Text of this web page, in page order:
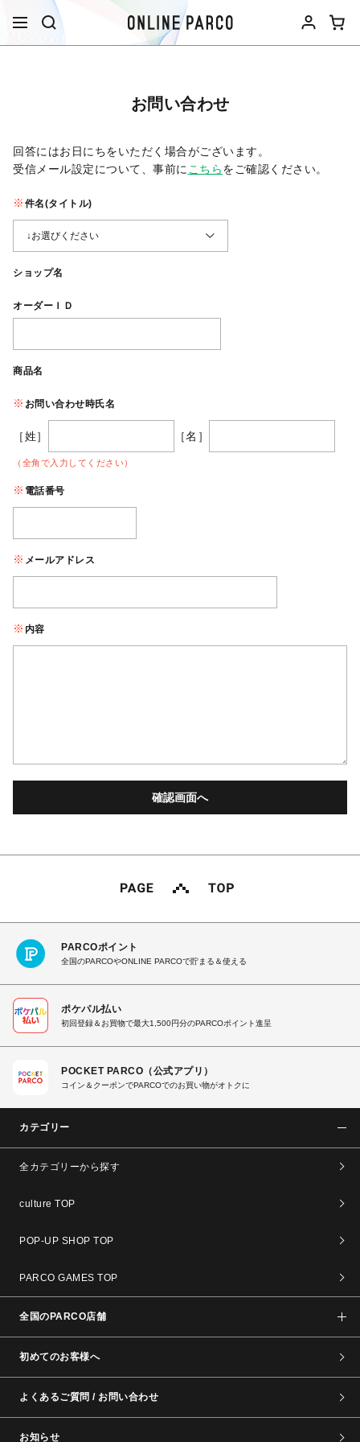
お問い合わせ
回答にはお日にちをいただく場合がございます。
受信メール設定について、事前に こちらをご確認ください。​
件名(タイトル)
ショップ名
オーダーＩＤ
商品名
お問い合わせ時氏名
［姓］ ［名］
（全角で入力してください）
電話番号
メールアドレス
内容
PARCOポイント
全国のPARCOやONLINE PARCOで貯まる＆使える
ポケパル払い
初回登録＆お買物で最大1,500円分のPARCOポイント進呈
POCKET PARCO（公式アプリ）
コイン＆クーポンでPARCOでのお買い物がオトクに
カテゴリー
全カテゴリーから探す
culture TOP
POP-UP SHOP TOP
PARCO GAMES TOP
全国のPARCO店舗
初めてのお客様へ
よくあるご質問 / お問い合わせ
お知らせ